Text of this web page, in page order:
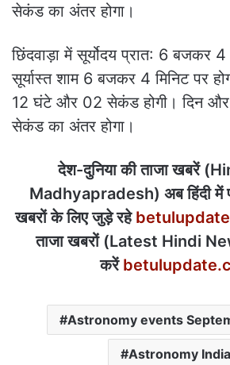
सेकंड का अंतर होगा।
छिंदवाड़ा में सूर्योदय प्रात: 6 बजकर 4
सूर्यास्त शाम 6 बजकर 4 मिनिट पर
12 घंटे और 02 सेकंड होगी। दिन और
सेकंड का अंतर होगा।
देश-दुनिया की ताजा खबरें
Madhyapradesh) अब हिंदी
खबरों के लिए जुड़े रहे
ताजा खबरों (Latest Hindi
करें
Astronomy events
Astronomy India